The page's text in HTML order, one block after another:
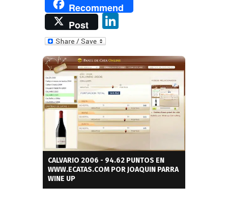
Recommend
Post
k
e
dI
n
CALVARIO 2006 - 94.62 PUNTOS EN
WWW.ECATAS.COM POR JOAQUIN PARRA
WINE UP